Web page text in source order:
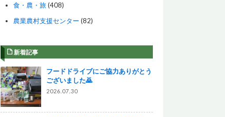
食・農・旅(408)
農業農村支援センター (82)
新着記事
フードドライブにご協力ありがとう
ございました🙇
2026.07.30